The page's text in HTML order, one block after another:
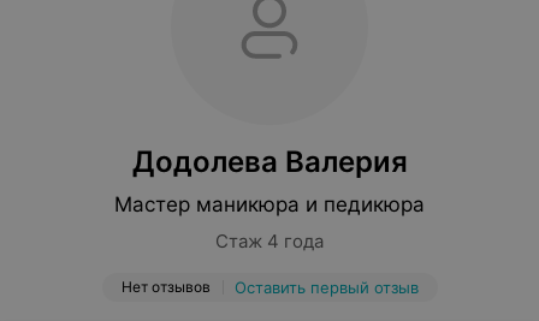
Додолева Валерия
Мастер маникюра и педикюра
Стаж 4 года
Нет отзывов Оставить первый отзыв